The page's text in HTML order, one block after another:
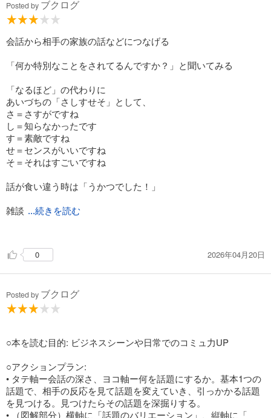
Posted by ブクログ
会話から相手の家族の話などにつなげる
「何か特別なことをされてるんですか？」と聞いてみる
「なるほど」の代わりに
あいづちの「さしすせそ」として、
さ＝さすがですね
し＝知らなかったです
す＝素敵ですね
せ＝センスがいいですね
そ＝それはすごいですね
話が食い違う時は「うかつでした！」
雑談 ...続きを読む
「ところで本日は」ではなく
「今の話で思い出したのですが」
と流れが止まらないようにする
アウェイの飲み会やパーティーに参加する
行ったことないバーに行く
タクシー運転手とはなす
苦手な人と軽く雑談する
0 2026年04月20日
Posted by ブクログ
○本を読む目的: ビジネスシーンや日常でのコミュ力UP
○アクションプラン:
• タテ軸ー会話の深さ、ヨコ軸ー何を話題にするか。基本1つの
話題で、相手の反応を見て話題を変えていき、引っかかる話題
を見つける。見つけたらその話題を深掘りする。
• （図解部分）横軸に「話題のバリエーション」、縦軸に「